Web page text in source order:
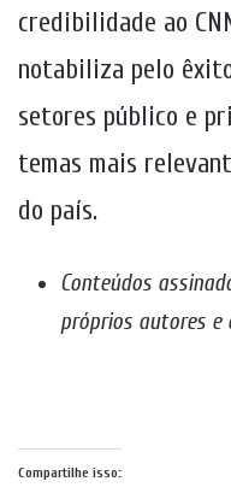
credibilidade ao
notabiliza pelo
setores público e
temas mais
do país.
Conteúdos
próprios autores e
Compartilhe isso: